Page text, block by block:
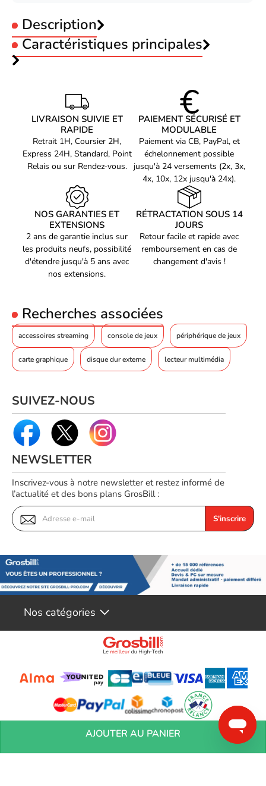
AJOUTER AU PANIER
Description
Elgato Game Capture Neo
Caractéristiques principales
Type :Numérique
Référence produit
Référence constructeur
Voir les carte d'acquisition vidéo Elgato
LIVRAISON SUIVIE ET
RAPIDE
Retrait 1H, Coursier 2H,
Express 24H, Standard, Point
Relais ou sur Rendez-vous.
PAIEMENT SÉCURISÉ ET
MODULABLE
Paiement via CB, PayPal, et
échelonnement possible
jusqu'à 24 versements (2x, 3x,
4x, 10x, 12x jusqu'à 24x).
NOS GARANTIES ET
EXTENSIONS
2 ans de garantie inclus sur
les produits neufs, possibilité
d'étendre jusqu'à 5 ans avec
nos extensions.
RÉTRACTATION SOUS 14
JOURS
Retour facile et rapide avec
remboursement en cas de
changement d'avis !
Recherches associées
accessoires streaming console de jeux périphérique de jeux
carte graphique disque dur externe lecteur multimédia
SUIVEZ-NOUS
NEWSLETTER
Inscrivez-vous à notre newsletter et restez informé de
l’actualité et des bons plans GrosBill :
S'inscrire
Nos catégories
Conditions générales de réservation Conditions générales de vente
Mentions
Vos informations personnelles Préférences Cookies
Aide &